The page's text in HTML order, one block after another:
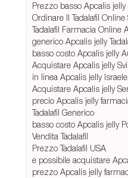
Prezzo basso Apcalis jelly
Ordinare Il Tadalafil
Tadalafil Farmacia Online
generico Apcalis jelly
basso costo Apcalis jelly
Acquistare Apcalis jelly
in linea Apcalis jelly Israele
Acquistare Apcalis jelly
precio Apcalis jelly
Tadalafil Generico
basso costo Apcalis jelly
Vendita Tadalafil
Prezzo Tadalafil USA
e possibile acquistare
prezzo Apcalis jelly